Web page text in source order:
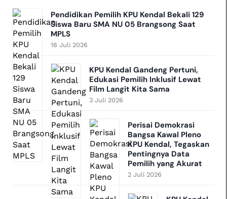
Pendidikan Pemilih KPU Kendal Bekali 129
Siswa Baru SMA NU 05 Brangsong Saat
MPLS
16 Juli 2026
KPU Kendal Gandeng Pertuni,
Edukasi Pemilih Inklusif Lewat
Film Langit Kita Sama
3 Juli 2026
Perisai Demokrasi
Bangsa Kawal Pleno
KPU Kendal, Tegaskan
Pentingnya Data
Pemilih yang Akurat
2 Juli 2026